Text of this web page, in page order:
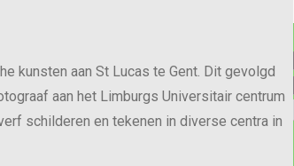
kunsten aan St Lucas te Gent. Dit gevolgd
aan het Limburgs Universitair centrum
schilderen en tekenen in diverse centra in